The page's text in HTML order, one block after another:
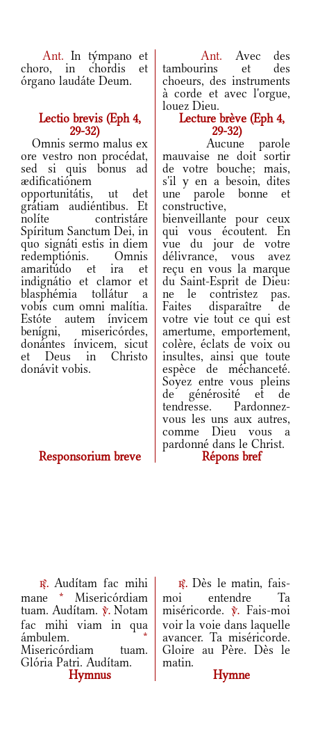
Ant.In týmpano et
choro, in chordis et
órgano laudáte Deum.
Ant. Avec des
tambourins et des
choeurs, des instruments
à corde et avec l'orgue,
louez Dieu.
Lectio brevis (Eph 4,
29-32)
Lecture brève (Eph 4,
29-32)
Omnis sermo malus ex
ore vestro non procédat,
sed si quis bonus ad
ædificatiónem
opportunitátis, ut det
grátiam audiéntibus. Et
nolíte contristáre
Spíritum Sanctum Dei, in
quo signáti estis in diem
redemptiónis. Omnis
amaritúdo et ira et
indignátio et clamor et
blasphémia tollátur a
vobis cum omni malítia.
Estóte autem ínvicem
benígni, misericórdes,
donántes ínvicem, sicut
et Deus in Christo
donávit vobis.
Aucune parole
mauvaise ne doit sortir
de votre bouche; mais,
s'il y en a besoin, dites
une parole bonne et
constructive,
bienveillante pour ceux
qui vous écoutent. En
vue du jour de votre
délivrance, vous avez
reçu en vous la marque
du Saint-Esprit de Dieu:
ne le contristez pas.
Faites disparaître de
votre vie tout ce qui est
amertume, emportement,
colère, éclats de voix ou
insultes, ainsi que toute
espèce de méchanceté.
Soyez entre vous pleins
de générosité et de
tendresse. Pardonnez-
vous les uns aux autres,
comme Dieu vous a
pardonné dans le Christ.
Responsorium breve
Répons bref
r.Audítam fac mihi
mane * Misericórdiam
tuam. Audítam. v.Notam
fac mihi viam in qua
ámbulem. *
Misericórdiam tuam.
Glória Patri. Audítam.
r.Dès le matin, fais-
moi entendre Ta
miséricorde.
v.
Fais-moi
voir la voie dans laquelle
avancer. Ta miséricorde.
Gloire au Père. Dès le
matin.
Hymnus
Hymne